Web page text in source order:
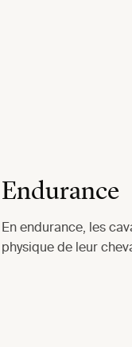
Endurance
En endurance, les
physique de leur